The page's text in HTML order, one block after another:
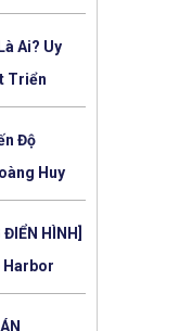
Điểm
Ai? Uy
Triển
Vũ Yên
Độ
Huy
HÌNH]
Harbor
(Imperia